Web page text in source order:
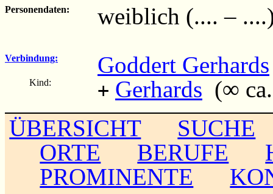
Personendaten: weiblich (.... –
Verbindung: Goddert Gerhards
Kind: + Gerhards (∞
ÜBERSICHT
SUCHE
ORTE
BERUFE
PROMINENTE